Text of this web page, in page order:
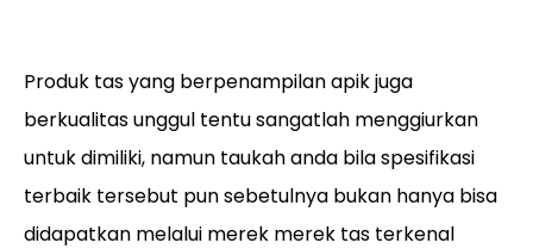
Produk tas yang berpenampilan apik juga
berkualitas unggul tentu sangatlah menggiurkan
untuk dimiliki, namun taukah anda bila spesifikasi
terbaik tersebut pun sebetulnya bukan hanya bisa
didapatkan melalui merek merek tas terkenal